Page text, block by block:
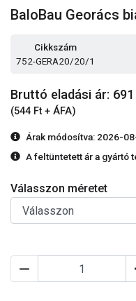
BaloBau Georács
Cikkszám
752-GERA20/20/1
Bruttó eladási ár: 691
(544 Ft + ÁFA)
Árak módosítva: 2026-
A feltüntetett ár a gyártó
Válasszon méretet